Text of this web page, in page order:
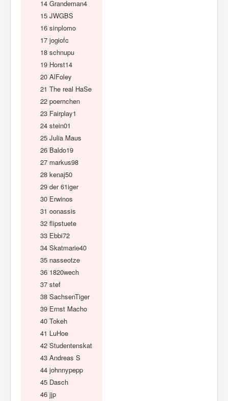
14 Grandeman4
15 JWGBS
16 sinplomo
17 jogiofc
18 schnupu
19 Horst14
20 AlFoley
21 The real HaSe
22 poernchen
23 Fairplay1
24 stein01
25 Julia Maus
26 Baldo19
27 markus98
28 kenaj50
29 der 61iger
30 Erwinos
31 oonassis
32 flipstuete
33 Ebbi72
34 Skatmarie40
35 nasseotze
36 1820wech
37 stef
38 SachsenTiger
39 Ernst Macho
40 Tokeh
41 LuHoe
42 Studentenskat
43 Andreas S
44 johnnypepp
45 Dasch
46 jjp